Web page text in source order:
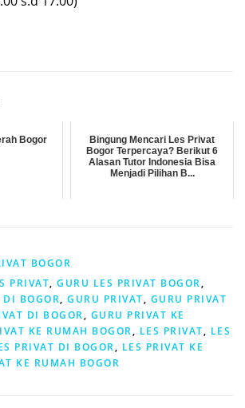
Bogor
Bingung Mencari Les Privat
Bogor Terpercaya? Berikut 6
Alasan Tutor Indonesia Bisa
Menjadi Pilihan B...
BOGOR
PRIVAT, GURU LES PRIVAT BOGOR,
BOGOR, GURU PRIVAT, GURU PRIVAT
DI BOGOR, GURU PRIVAT KE
KE RUMAH BOGOR, LES PRIVAT, LES
PRIVAT DI BOGOR, LES PRIVAT KE
KE RUMAH BOGOR